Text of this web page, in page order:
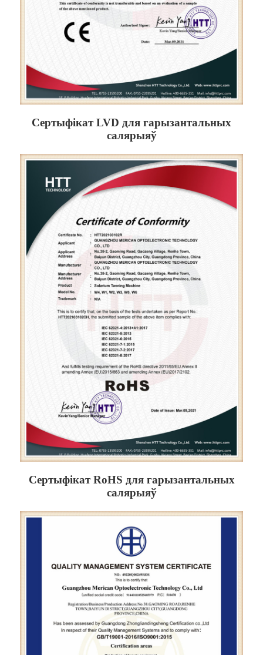
Сертыфікат LVD для гарызантальных
салярыяў
Сертыфікат RoHS для гарызантальных
салярыяў